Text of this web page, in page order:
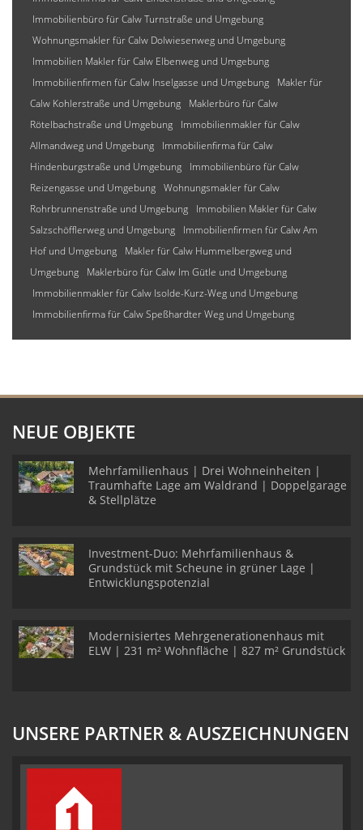
Immobilienbüro für Calw Turnstraße und Umgebung
Wohnungsmakler für Calw Dolwiesenweg und Umgebung
Immobilien Makler für Calw Elbenweg und Umgebung
Immobilienfirmen für Calw Inselgasse und Umgebung
Makler für
Calw Kohlerstraße und Umgebung
Maklerbüro für Calw
Rötelbachstraße und Umgebung
Immobilienmakler für Calw
Allmandweg und Umgebung
Immobilienfirma für Calw
Hindenburgstraße und Umgebung
Immobilienbüro für Calw
Reizengasse und Umgebung Wohnungsmakler für Calw
Rohrbrunnenstraße und Umgebung
Immobilien Makler für Calw
Salzschöfflerweg und Umgebung
Immobilienfirmen für Calw Am
Hof und Umgebung
Makler für Calw Hummelbergweg und
Umgebung
Maklerbüro für Calw Im Gütle und Umgebung
Immobilienmakler für Calw Isolde-Kurz-Weg und Umgebung
Immobilienfirma für Calw Speßhardter Weg und Umgebung
NEUE OBJEKTE
Mehrfamilienhaus | Drei Wohneinheiten |
Traumhafte Lage am Waldrand | Doppelgarage
& Stellplätze
Investment-Duo: Mehrfamilienhaus &
Grundstück mit Scheune in grüner Lage |
Entwicklungspotenzial
Modernisiertes Mehrgenerationenhaus mit
ELW | 231 m² Wohnfläche | 827 m² Grundstück
UNSERE PARTNER & AUSZEICHNUNGEN